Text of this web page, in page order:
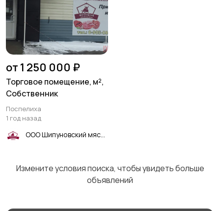
от 1 250 000 ₽
Торговое помещение, м²,
Собственник
Поспелиха
1 год назад
ООО Шипуновский мясокомбинат
Измените условия поиска, чтобы увидеть больше
объявлений